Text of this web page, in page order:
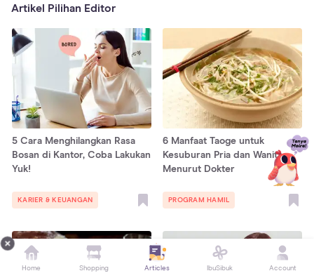
Artikel Pilihan Editor
5 Cara Menghilangkan Rasa
Bosan di Kantor, Coba Lakukan
Yuk!
KARIER & KEUANGAN
6 Manfaat Taoge untuk
Kesuburan Pria dan Wanita,
Menurut Dokter
PROGRAM HAMIL
Home Shopping Articles IbuSibuk Account